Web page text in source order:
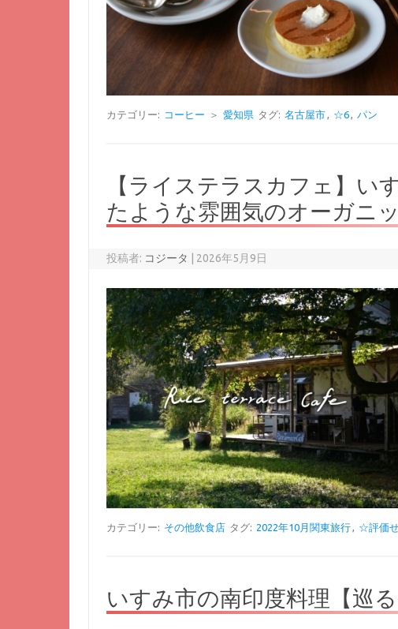
カテゴリー: コーヒー ＞ 愛知県 タグ: 名古屋市, ☆6, パン
【ライステラスカフェ】い
たような雰囲気のオーガニ
投稿者: コジータ 2026年5月9日
カテゴリー: その他飲食店 タグ: 2022年10月関東旅行, ☆評価
いすみ市の南印度料理【巡